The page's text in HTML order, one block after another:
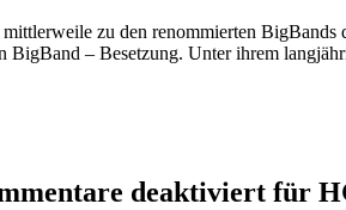
zu den renommierten BigBands
BigBand – Besetzung. Unter ihrem
deaktiviert für